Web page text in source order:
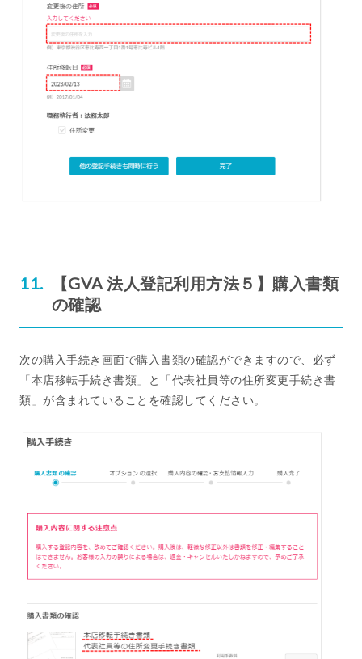
【GVA 法人登記利用方法５】購入書類
の確認
次の購入手続き画面で購入書類の確認ができますので、必ず
「本店移転手続き書類」と「代表社員等の住所変更手続き書
類」が含まれていることを確認してください。